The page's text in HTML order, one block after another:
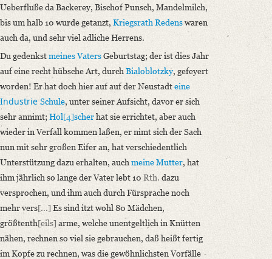
Ueberfluße da Backerey, Bischof Punsch, Mandelmilch,
bis um halb 10 wurde getanzt, Kriegsrath Redenswaren
auch da, und sehr viel adliche Herrens.
Du gedenkstmeines VatersGeburtstag; der ist dies Jahr
auf eine recht hübsche Art, durch Bialoblotzky, gefeyert
worden! Er hat doch hier auf auf der Neustadteine
Industrie Schule, unter seiner Aufsicht, davor er sich
sehr annimt; Hol[4]scherhat sie errichtet, aber auch
wieder in Verfall kommen laßen, er nimt sich der Sach
nun mit sehr großen Eifer an, hat verschiedentlich
Unterstützung dazu erhalten, auch meine Mutter, hat
ihm jährlich so lange der Vater lebt 10 Rth. dazu
versprochen, und ihm auch durch Fürsprache noch
mehr vers[...] Es sind itzt wohl 80 Mädchen,
größtenth[eils]arme, welche unentgeltlich in Knütten
nähen, rechnen so viel sie gebrauchen, daß heißt fertig
im Kopfe zu rechnen, was die gewöhnlichsten Vorfälle